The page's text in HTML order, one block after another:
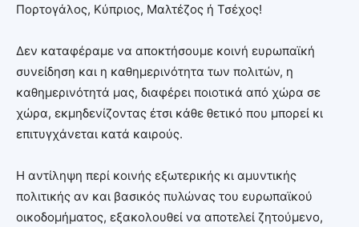
Πορτογάλος, Κύπριος, Μαλτέζος ή Τσέχος!
Δεν καταφέραμε να αποκτήσουμε κοινή ευρωπαϊκή
συνείδηση και η καθημερινότητα των πολιτών, η
καθημερινότητά μας, διαφέρει ποιοτικά από χώρα σε
χώρα, εκμηδενίζοντας έτσι κάθε θετικό που μπορεί κι
επιτυγχάνεται κατά καιρούς.
Η αντίληψη περί κοινής εξωτερικής κι αμυντικής
πολιτικής αν και βασικός πυλώνας του ευρωπαϊκού
οικοδομήματος, εξακολουθεί να αποτελεί ζητούμενο,